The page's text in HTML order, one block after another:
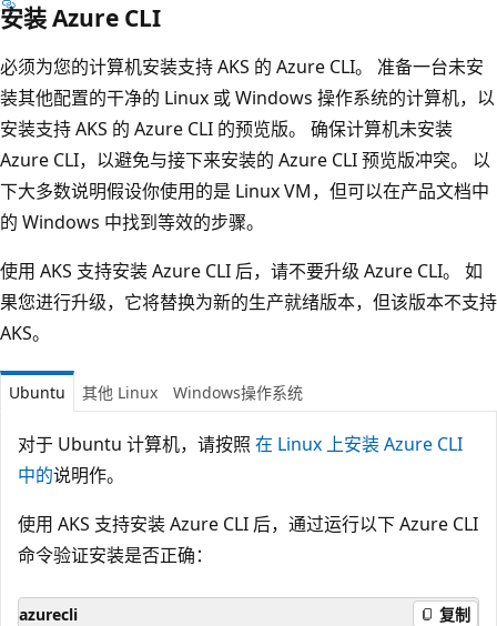
安装 Azure CLI
必须为您的计算机安装支持 AKS 的 Azure CLI。 准备一台未安
装其他配置的干净的 Linux 或 Windows 操作系统的计算机，以
安装支持 AKS 的 Azure CLI 的预览版。 确保计算机未安装
Azure CLI，以避免与接下来安装的 Azure CLI 预览版冲突。 以
下大多数说明假设你使用的是 Linux VM，但可以在产品文档中
的 Windows 中找到等效的步骤。
使用 AKS 支持安装 Azure CLI 后，请不要升级 Azure CLI。 如
果您进行升级，它将替换为新的生产就绪版本，但该版本不支持
AKS。
Ubuntu 其他 Linux Windows操作系统
对于 Ubuntu 计算机，请按照 在 Linux 上安装 Azure CLI
中的说明作。
使用 AKS 支持安装 Azure CLI 后，通过运行以下 Azure CLI
命令验证安装是否正确：
azurecli 复制